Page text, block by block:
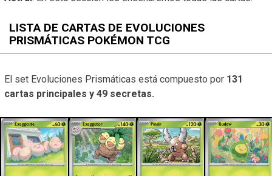
LISTA DE CARTAS DE EVOLUCIONES
PRISMÁTICAS POKÉMON TCG
El set Evoluciones Prismáticas está compuesto por 131
cartas principales y 49 secretas.